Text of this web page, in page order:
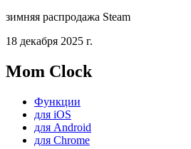
зимняя распродажа Steam
18 декабря 2025 г.
Mom Clock
Функции
для iOS
для Android
для Chrome